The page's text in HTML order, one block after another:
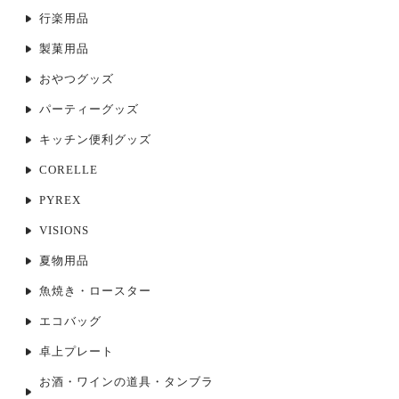
行楽用品
製菓用品
おやつグッズ
パーティーグッズ
キッチン便利グッズ
CORELLE
PYREX
VISIONS
夏物用品
魚焼き・ロースター
エコバッグ
卓上プレート
お酒・ワインの道具・タンブラ